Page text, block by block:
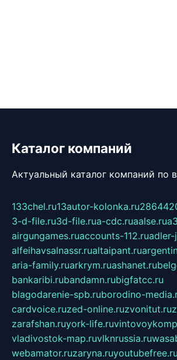
Каталог компаний
Актуальный каталог компаний по
133chel.ru13autor-kolonka.ru
3-d-file.ru3d-file.rua-cdc.ruaalse.ru
airgungames.ruaccounts-112.ruadler-
alfeihavsalnassr.rualtaipant.ru
aria-family.ruarkrym.ruashanet.ru
bankaribi.rubandamn.rubigfatcc.ru
blagodarenie-spb.ruborodino-
cardvoice.ruzed-online.ruzvonitut.ru
zarafshan.ruyork-life.ru
vladivostok-map.ruvlknrussia.ru
webamator.ruzaryna.ruyoutubefree.ru